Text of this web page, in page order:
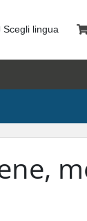
Scegli lingua